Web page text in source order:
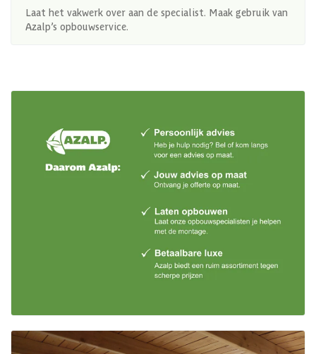
Laat het vakwerk over aan de specialist. Maak gebruik van
Azalp’s opbouwservice.